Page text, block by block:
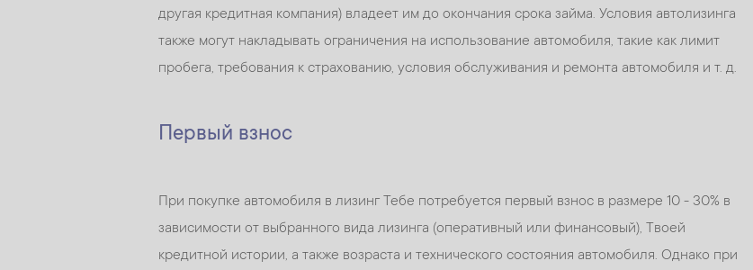
другая кредитная компания) владеет им до окончания срока займа. Условия автолизинга
также могут накладывать ограничения на использование автомобиля, такие как лимит
пробега, требования к страхованию, условия обслуживания и ремонта автомобиля и т. д.
Первый взнос
При покупке автомобиля в лизинг Тебе потребуется первый взнос в размере 10 - 30% в
зависимости от выбранного вида лизинга (оперативный или финансовый), Твоей
кредитной истории, а также возраста и технического состояния автомобиля. Однако при